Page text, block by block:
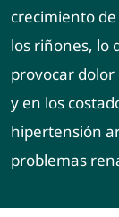
crecimiento
los riñones, lo
provocar dolor
y en los
hipertensión
problemas